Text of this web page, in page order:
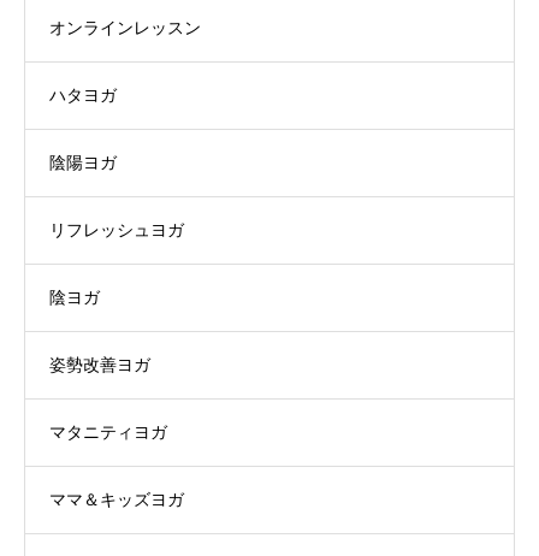
オンラインレッスン
ハタヨガ
陰陽ヨガ
リフレッシュヨガ
陰ヨガ
姿勢改善ヨガ
マタニティヨガ
ママ＆キッズヨガ